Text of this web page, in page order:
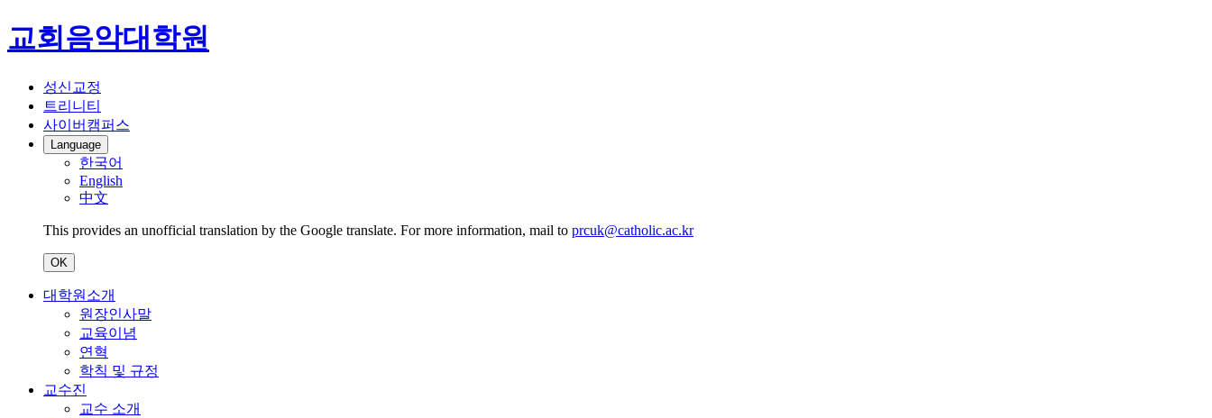
교회음악대학원
성신교정
트리니티
사이버캠퍼스
Language
한국어
English
中文
This provides an unofficial translation by the Google translate. For more information, mail to prcuk@catholic.ac.kr
OK
대학원소개
원장인사말
교육이념
연혁
학칙 및 규정
교수진
교수 소개